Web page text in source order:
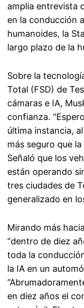
amplia entrevista
en la conducción
humanoides, la
largo plazo de la
Sobre la
Total (FSD) de
cámaras e IA,
confianza.
última instancia,
más seguro que
Señaló que los
están operando
tres ciudades de
generalizado en
Mirando más
“dentro de diez
toda la
la IA en un
en diez años el